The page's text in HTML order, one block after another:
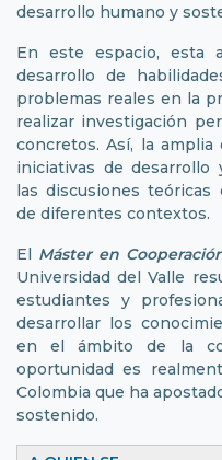
desarrollo humano y
En este espacio, esta
desarrollo de
problemas reales en la
realizar investigación
concretos. Así, la
iniciativas de desarrollo
las discusiones
de diferentes contextos.
El Máster en
Universidad del Valle
estudiantes y
desarrollar los
en el ámbito de la
oportunidad es
Colombia que ha
sostenido.